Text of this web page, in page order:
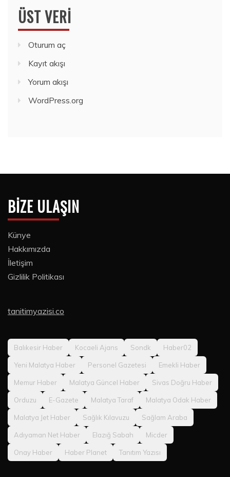
ÜST VERI
Oturum aç
Kayıt akışı
Yorum akışı
WordPress.org
BIZE ULAŞIN
Künye
Hakkımızda
İletişim
Gizlilik Politikası
tanitimyazisi.co
Balıkesir Haber Kocaeli Ajans Sondk Haber02
Yeni Malatya Haber Personel Gazetesi Emekli Haber
Memur Haber Malatya Güncel Haber Sivas Doğru Haber
Orduzu E-Gazete Malatya Taraf Malatya Odak Haber
Malatya Jet Haber Sağlık Kılavuzu Sağlam Araba
Adıyaman Net Haber Elazığ Sabah Micder
Onay Haber Haber Planet Tanıtım Yazısı